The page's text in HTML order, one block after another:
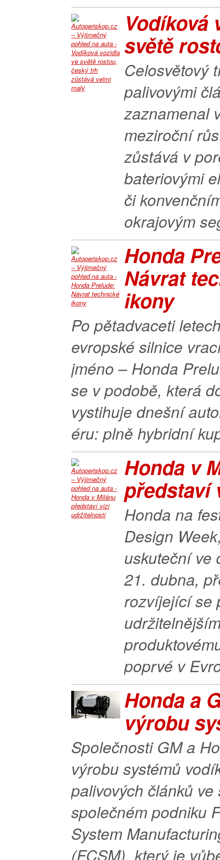
Vodíková
světě
Celosvětový
palivovými
zaznamenal
meziroční
zůstává v
bateriovými
či
okrajovým
Honda
Návrat
ikony
Po pětadvaceti
evropské silnice
jméno – Honda
se v podobě, která
vystihuje dnešní
éru: plně hybridní
Honda v
představí
Honda na
Design
uskuteční ve
21. dubna,
rozvíjející se
poprvé v
Honda a
výrobu
Společnosti GM a
výrobu systémů
palivových článků ve
společném podniku
System
(FCSM), který je